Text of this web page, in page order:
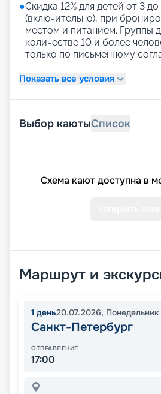
●Скидка 12% для детей от 3 до
(включительно), при
местом и питанием. Группы
количестве 10 и более
только по письменному
Показать все условия
Выбор каютыСписок
Схема кают доступна в
Маршрут и
1 день20.07.2026, Понедельник
Санкт-Петербург
ОТПРАВЛЕНИЕ
17:00